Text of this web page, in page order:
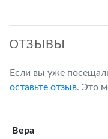
ОТЗЫВЫ
Если вы уже
оставьте отзыв. Это
Вера